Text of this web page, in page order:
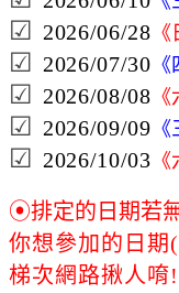
☑ 2026/06/28 《
☑ 2026/07/30 《
☑ 2026/08/08 《
☑ 2026/09/09 《
☑ 2026/10/03 《
⦿排定的日期若
你想參加的日期
梯次網路揪人